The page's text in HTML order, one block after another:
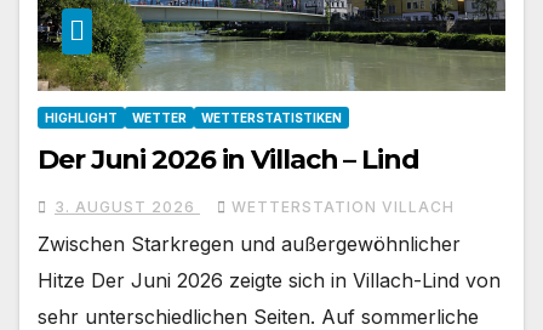
HIGHLIGHT WETTER WETTERSTATISTIKEN
Der Juni 2026 in Villach – Lind
3. AUGUST 2026 WETTERSTATION VILLACH
Zwischen Starkregen und außergewöhnlicher
Hitze Der Juni 2026 zeigte sich in Villach-Lind von
sehr unterschiedlichen Seiten. Auf sommerliche